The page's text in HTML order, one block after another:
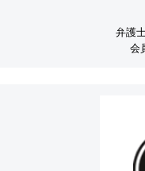
弁護
会